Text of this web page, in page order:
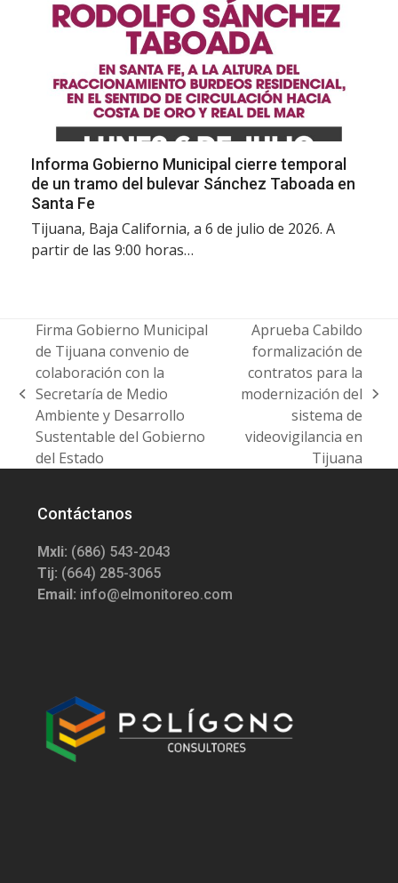
Informa Gobierno Municipal cierre temporal
de un tramo del bulevar Sánchez Taboada en
Santa Fe
Tijuana, Baja California, a 6 de julio de 2026. A
partir de las 9:00 horas…
previous
post:
Firma Gobierno Municipal
de Tijuana convenio de
colaboración con la
Secretaría de Medio
Ambiente y Desarrollo
Sustentable del Gobierno
del Estado
next
Aprueba Cabildo
formalización de
contratos para la
modernización del
sistema de
videovigilancia en
Tijuana
Contáctanos
Mxli: (686) 543-2043
Tij: (664) 285-3065
Email: info@elmonitoreo.com